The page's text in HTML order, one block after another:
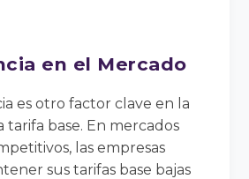
en el Mercado
es otro factor clave en la
tarifa base. En mercados
las empresas
sus tarifas base bajas